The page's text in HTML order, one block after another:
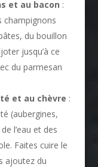
et au bacon :
champignons
du bouillon
jusqu’à ce
du parmesan
et au chèvre :
(aubergines,
l’eau et des
Faites cuire le
ajoutez du